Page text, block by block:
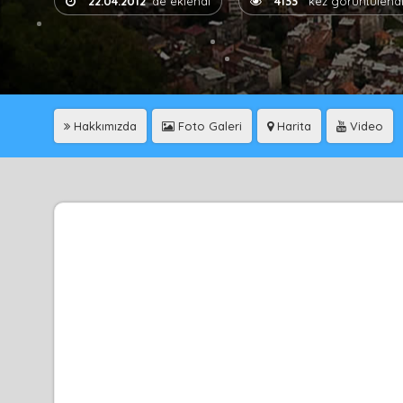
Hakkımızda Foto Galeri Harita Video